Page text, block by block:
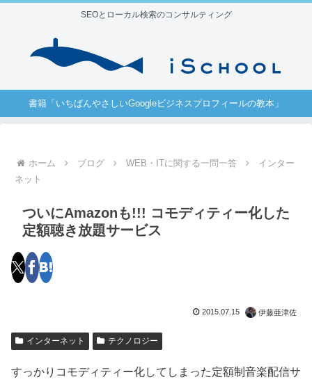
SEOとローカル検索のコンサルティング
書籍「いちばんやさしいGoogleビジネスプロフィールの教本」
ホーム ブログ WEB・ITに関する一問一答
インター
ネット
ついにAmazonも!!! コモディティー化した
定額聴き放題サービス
2015.07.15 伊藤亜津佐
インターネット テクノロジー
すっかりコモディティー化してしまった定額制音楽配信サ